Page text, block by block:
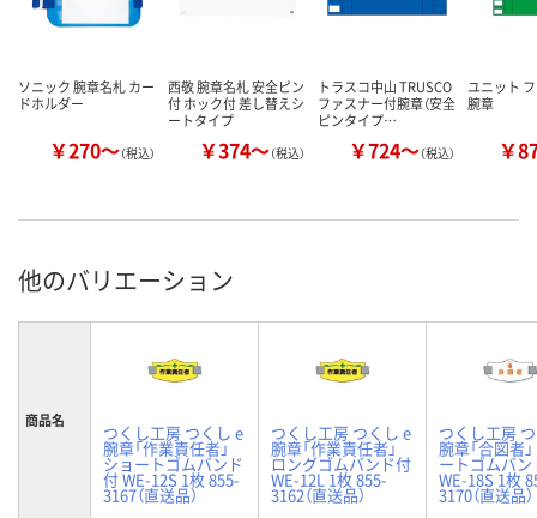
ソニック 腕章名札 カー
ドホルダー
￥270～（税込）
西敬 腕章名札 安全ピン
付 ホック付 差し替えシ
ートタイプ
￥374～（税込）
トラスコ中山 TRUSCO
ファスナー付腕章（安全
ピンタイプ…
￥724～（税込）
ユニット
腕章
￥
他のバリエーション
商品名
つくし工房 つくし e
腕章「作業責任者」
ショートゴムバンド
付 WE-12S 1枚 855-
3167（直送品）
つくし工房 つくし e
腕章「作業責任者」
ロングゴムバンド付
WE-12L 1枚 855-
3162（直送品）
つくし工房
腕章「合図者
ートゴムバン
WE-18S 1枚
3170（直送品）